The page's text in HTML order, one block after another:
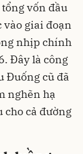
vốn đầu
vào giai đoạn
nhịp chính
Đây là công
Đuống cũ đã
nghẽn hạ
cho cả đường